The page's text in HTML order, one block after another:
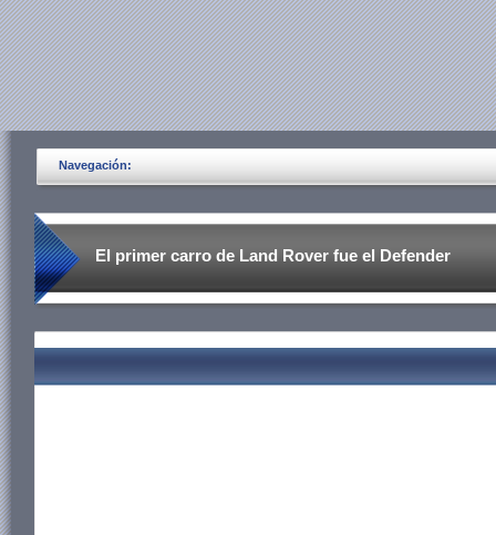
Navegación:
El primer carro de Land Rover fue el Defender